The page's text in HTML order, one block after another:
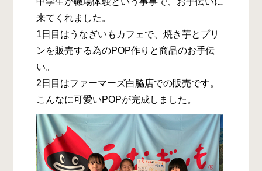
来てくれました。
1日目はうなぎいもカフェで、焼き芋とプリ
ンを販売する為のPOP作りと商品のお手伝
い。
2日目はファーマーズ白脇店での販売です。
こんなに可愛いPOPが完成しました。